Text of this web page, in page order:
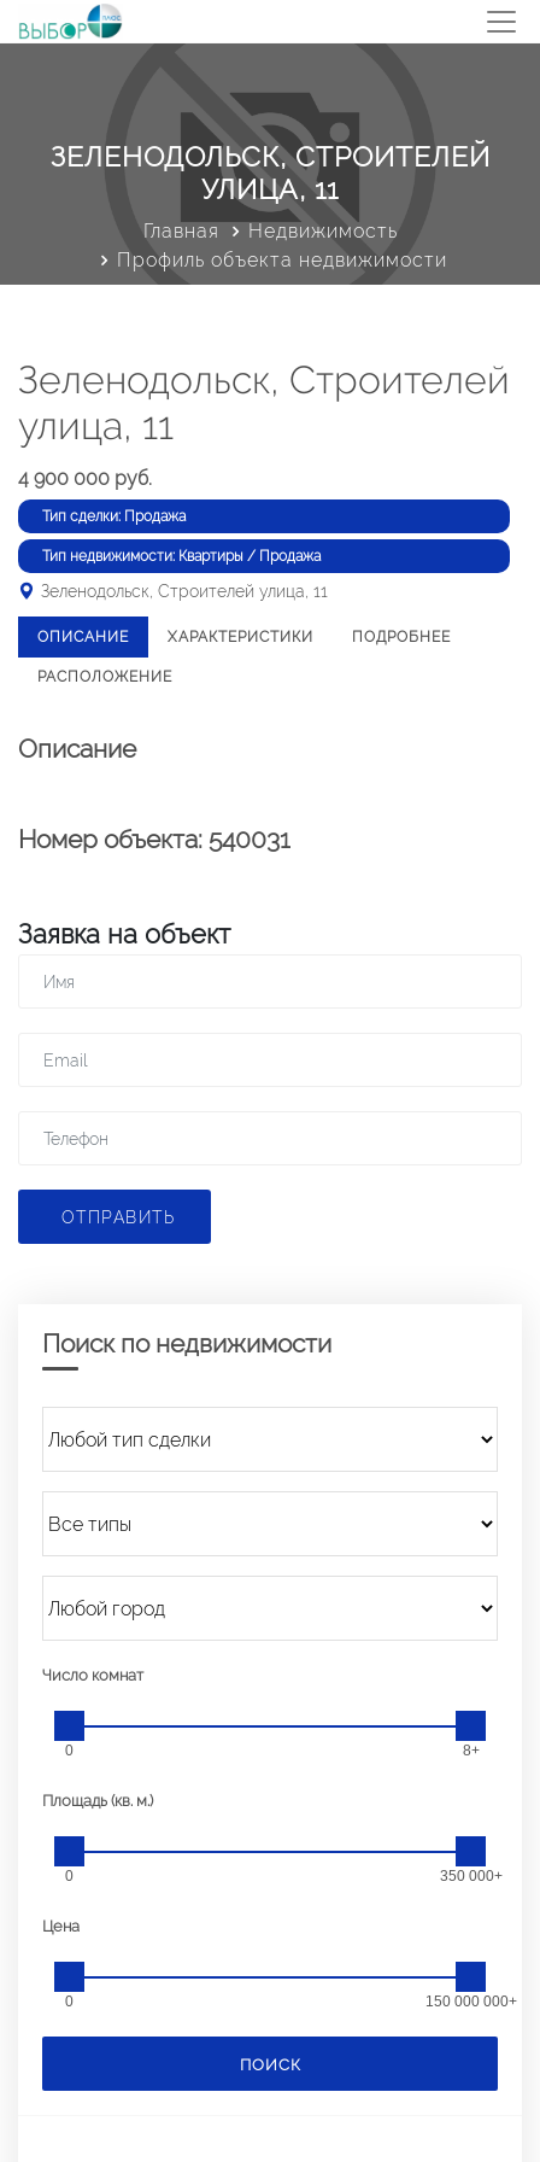
ЗЕЛЕНОДОЛЬСК, СТРОИТЕЛЕЙ
УЛИЦА, 11
Главная
Недвижимость
Профиль объекта недвижимости
Зеленодольск, Строителей
улица, 11
4 900 000 руб.
Тип сделки: Продажа
Тип недвижимости: Квартиры / Продажа
Зеленодольск, Строителей улица, 11
ОПИСАНИЕ ХАРАКТЕРИСТИКИ ПОДРОБНЕЕ
РАСПОЛОЖЕНИЕ
Описание
Номер объекта: 540031
Заявка на объект
ОТПРАВИТЬ
Поиск по недвижимости
Число комнат
0 8+
Площадь (кв. м.)
0 350 000+
Цена
0 150 000 000+
ПОИСК